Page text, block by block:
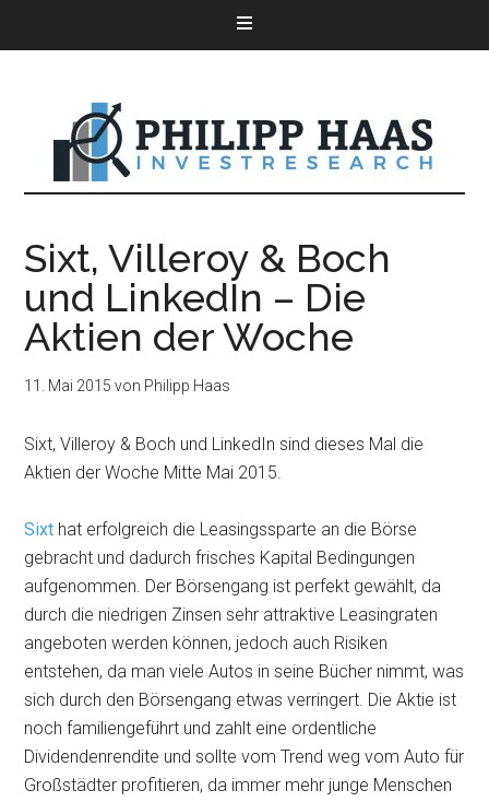
Sixt, Villeroy & Boch
und LinkedIn – Die
Aktien der Woche
11. Mai 2015 von Philipp Haas
Sixt, Villeroy & Boch und LinkedIn sind dieses Mal die
Aktien der Woche Mitte Mai 2015.
Sixt hat erfolgreich die Leasingssparte an die Börse
gebracht und dadurch frisches Kapital Bedingungen
aufgenommen. Der Börsengang ist perfekt gewählt, da
durch die niedrigen Zinsen sehr attraktive Leasingraten
angeboten werden können, jedoch auch Risiken
entstehen, da man viele Autos in seine Bücher nimmt, was
sich durch den Börsengang etwas verringert. Die Aktie ist
noch familiengeführt und zahlt eine ordentliche
Dividendenrendite und sollte vom Trend weg vom Auto für
Großstädter profitieren, da immer mehr junge Menschen